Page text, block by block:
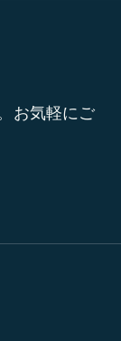
お気軽にご